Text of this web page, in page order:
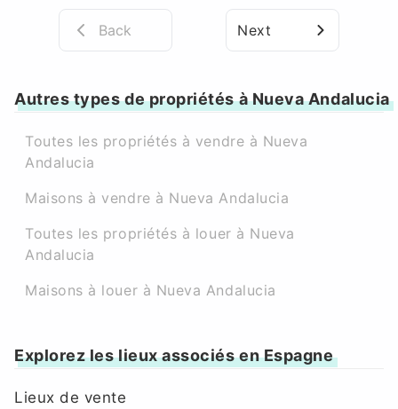
Back Next
Autres types de propriétés à Nueva Andalucia
Toutes les propriétés à vendre à Nueva
Andalucia
Maisons à vendre à Nueva Andalucia
Toutes les propriétés à louer à Nueva
Andalucia
Maisons à louer à Nueva Andalucia
Explorez les lieux associés en Espagne
Lieux de vente